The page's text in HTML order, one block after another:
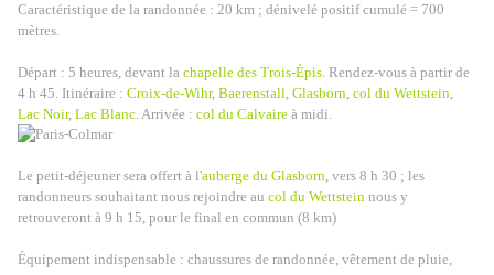
Caractéristique de la randonnée : 20 km ; dénivelé positif cumulé = 700
mètres.
Départ : 5 heures, devant la chapelle des Trois-Épis. Rendez-vous à partir de
4 h 45. Itinéraire : Croix-de-Wihr, Baerenstall, Glasborn, col du Wettstein,
Lac Noir, Lac Blanc. Arrivée : col du Calvaire à midi.
Le petit-déjeuner sera offert à l'auberge du Glasborn, vers 8 h 30 ; les
randonneurs souhaitant nous rejoindre au col du Wettstein nous y
retrouveront à 9 h 15, pour le final en commun (8 km)
Équipement indispensable : chaussures de randonnée, vêtement de pluie,